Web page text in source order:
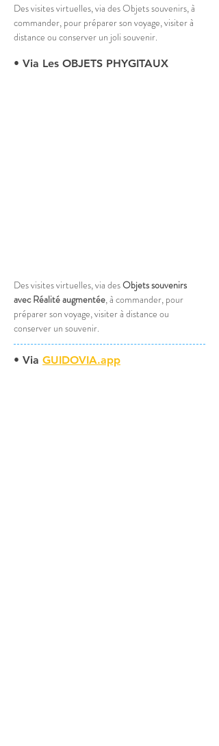
Des visites virtuelles, via des Objets souvenirs, à
commander, pour préparer son voyage, visiter à
distance ou conserver un joli souvenir.
• Via Les OBJETS PHYGITAUX
Des visites virtuelles, via des Objets souvenirs
avec Réalité augmentée, à commander, pour
préparer son voyage, visiter à distance ou
conserver un souvenir.
• Via GUIDOVIA.app